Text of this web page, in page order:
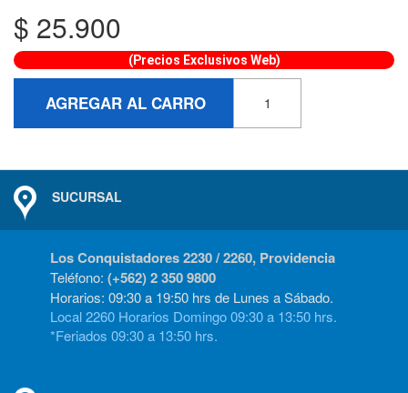
$ 25.900
(Precios Exclusivos Web)
AGREGAR AL CARRO
SUCURSAL
Los Conquistadores 2230 / 2260, Providencia
Teléfono: (+562) 2 350 9800
Horarios: 09:30 a 19:50 hrs de Lunes a Sábado.
Local 2260 Horarios Domingo 09:30 a 13:50 hrs.
*Feriados 09:30 a 13:50 hrs.